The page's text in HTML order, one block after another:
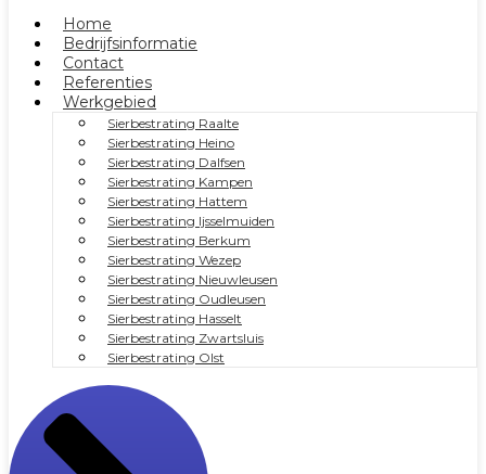
Home
Bedrijfsinformatie
Contact
Referenties
Werkgebied
Sierbestrating Raalte
Sierbestrating Heino
Sierbestrating Dalfsen
Sierbestrating Kampen
Sierbestrating Hattem
Sierbestrating Ijsselmuiden
Sierbestrating Berkum
Sierbestrating Wezep
Sierbestrating Nieuwleusen
Sierbestrating Oudleusen
Sierbestrating Hasselt
Sierbestrating Zwartsluis
Sierbestrating Olst